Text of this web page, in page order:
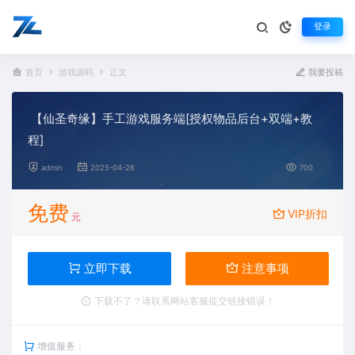
登录
首页 游戏源码 正文 我要投稿
【仙圣奇缘】手工游戏服务端[授权物品后台+双端+教
程]
admin 2025-04-26 700
免费 元 VIP折扣
立即下载 注意事项
下载不了？请联系网站客服提交链接错误！
增值服务：